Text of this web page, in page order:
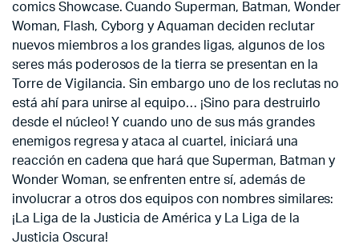
comics Showcase. Cuando Superman, Batman, Wonder
Woman, Flash, Cyborg y Aquaman deciden reclutar
nuevos miembros a los grandes ligas, algunos de los
seres más poderosos de la tierra se presentan en la
Torre de Vigilancia. Sin embargo uno de los reclutas no
está ahí para unirse al equipo… ¡Sino para destruirlo
desde el núcleo! Y cuando uno de sus más grandes
enemigos regresa y ataca al cuartel, iniciará una
reacción en cadena que hará que Superman, Batman y
Wonder Woman, se enfrenten entre sí, además de
involucrar a otros dos equipos con nombres similares:
¡La Liga de la Justicia de América y La Liga de la
Justicia Oscura!